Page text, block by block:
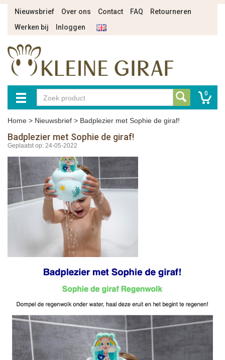
Nieuwsbrief Over ons Contact FAQ
Retourneren
Werken bij
Inloggen
0
Home > Nieuwsbrief > Badplezier met Sophie de giraf!
Badplezier met Sophie de giraf!
Geplaatst op: 24-05-2022